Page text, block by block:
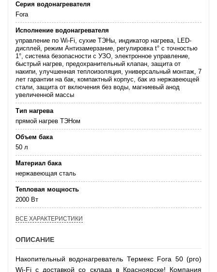
Серия водонагревателя
Fora
Исполнение водонагревателя
управление по Wi-Fi, сухие ТЭНы, индикатор нагрева, LED-
дисплей, режим Антизамерзание, регулировка t° с точностью
1°, система безопасности c УЗО, электронное управление,
быстрый нагрев, предохранительный клапан, защита от
накипи, улучшенная теплоизоляция, универсальный монтаж, 7
лет гарантии на бак, компактный корпус, бак из нержавеющей
стали, защита от включения без воды, магниевый анод
увеличенной массы
Тип нагрева
прямой нагрев ТЭНом
Объем бака
50 л
Материал бака
нержавеющая сталь
Тепловая мощность
2000 Вт
ВСЕ ХАРАКТЕРИСТИКИ
ОПИСАНИЕ
Накопительный водонагреватель Термекс Fora 50 (pro)
Wi-Fi с доставкой со склада в Красноярске! Компания